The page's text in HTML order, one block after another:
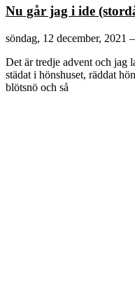
Nu går jag i ide
söndag, 12 december, 2021
Det är tredje advent och jag
städat i hönshuset, räddat
blötsnö och så